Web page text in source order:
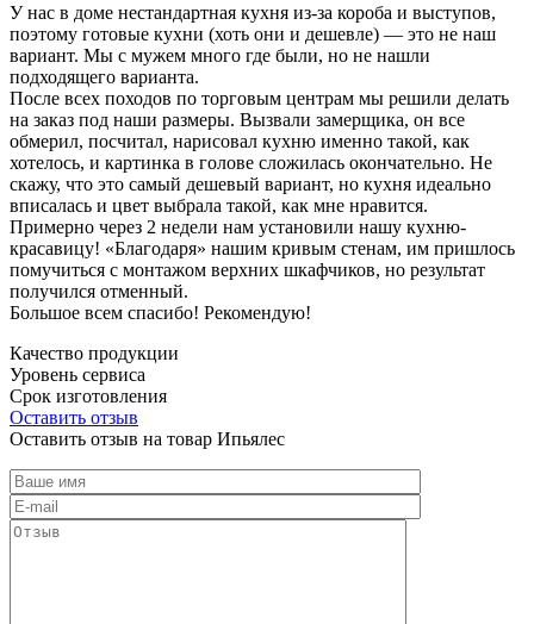
У нас в доме нестандартная кухня из-за короба и выступов,
поэтому готовые кухни (хоть они и дешевле) — это не наш
вариант. Мы с мужем много где были, но не нашли
подходящего варианта.
После всех походов по торговым центрам мы решили делать
на заказ под наши размеры. Вызвали замерщика, он все
обмерил, посчитал, нарисовал кухню именно такой, как
хотелось, и картинка в голове сложилась окончательно. Не
скажу, что это самый дешевый вариант, но кухня идеально
вписалась и цвет выбрала такой, как мне нравится.
Примерно через 2 недели нам установили нашу кухню-
красавицу! «Благодаря» нашим кривым стенам, им пришлось
помучиться с монтажом верхних шкафчиков, но результат
получился отменный.
Большое всем спасибо! Рекомендую!
Качество продукции
Уровень сервиса
Срок изготовления
Оставить отзыв
Оставить отзыв на товар Ипьялес